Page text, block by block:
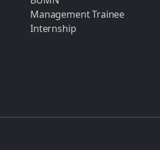
Management Trainee
Internship